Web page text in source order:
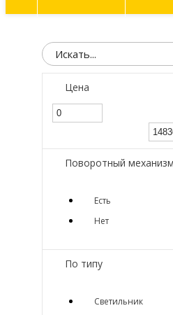
Цена
Поворотный механизм
Есть
Нет
По типу
Светильник